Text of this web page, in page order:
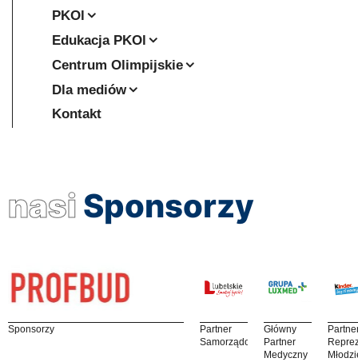
PKOl
Edukacja PKOl
Centrum Olimpijskie
Dla mediów
Kontakt
nasi Sponsorzy
Sponsorzy
Partner
Samorządowy
Główny
Partner
Medyczny